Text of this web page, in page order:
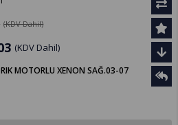
(KDV Dahil)
(KDV Dahil)
MOTORLU XENON SAĞ.03-07